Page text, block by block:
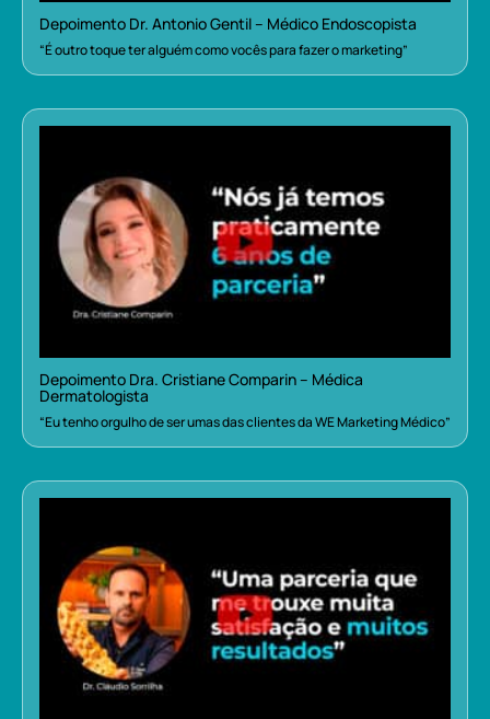
Depoimento Dr. Antonio Gentil – Médico Endoscopista
“É outro toque ter alguém como vocês para fazer o marketing”
Depoimento Dra. Cristiane Comparin – Médica
Dermatologista
“Eu tenho orgulho de ser umas das clientes da WE Marketing Médico”